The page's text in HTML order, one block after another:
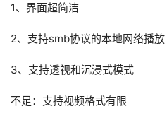
1、界面超简洁
2、支持smb协议的本地网络播放
3、支持透视和沉浸式模式
不足：支持视频格式有限